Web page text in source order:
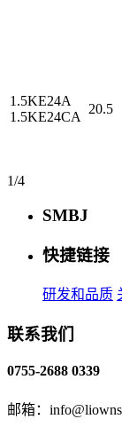
1.5KE24A
1.5KE24CA
20.5
1/4
SMBJ
快捷链接
研发和品质
联系我们
0755-2688 0339
邮箱：